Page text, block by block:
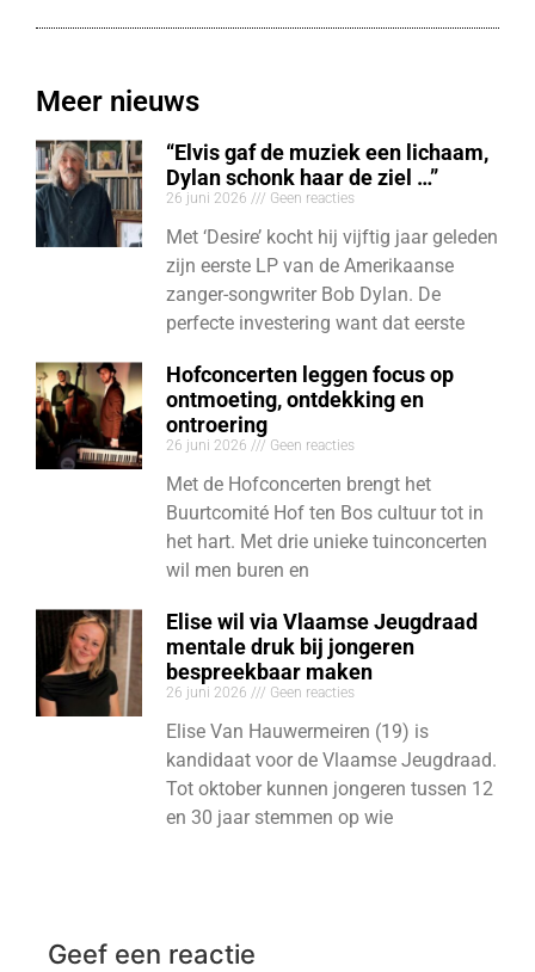
Meer nieuws
“Elvis gaf de muziek een lichaam,
Dylan schonk haar de ziel …”
26 juni 2026 Geen reacties
Met ‘Desire’ kocht hij vijftig jaar geleden
zijn eerste LP van de Amerikaanse
zanger-songwriter Bob Dylan. De
perfecte investering want dat eerste
Hofconcerten leggen focus op
ontmoeting, ontdekking en
ontroering
26 juni 2026 Geen reacties
Met de Hofconcerten brengt het
Buurtcomité Hof ten Bos cultuur tot in
het hart. Met drie unieke tuinconcerten
wil men buren en
Elise wil via Vlaamse Jeugdraad
mentale druk bij jongeren
bespreekbaar maken
26 juni 2026 Geen reacties
Elise Van Hauwermeiren (19) is
kandidaat voor de Vlaamse Jeugdraad.
Tot oktober kunnen jongeren tussen 12
en 30 jaar stemmen op wie
Geef een reactie